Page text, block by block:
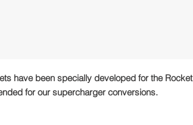
have been specially developed for the Rocket
for our supercharger conversions.